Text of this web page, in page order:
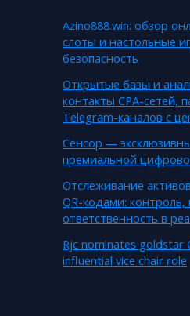
Azino888.win: обзор
слоты и настольные
безопасность
Открытые базы и
контакты CPA-сетей,
Telegram-каналов с
Сенсор —
премиальной
Отслеживание
QR-кодами:
ответственность в
Rjc nominates goldstar
influential vice chair role